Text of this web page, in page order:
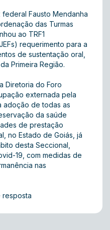
federal Fausto Mendanha
das Turmas
ao TRF1
requerimento para a
de sustentação oral,
Primeira Região.
Diretoria do Foro
externada pela
adoção de todas as
da saúde
de prestação
no Estado de Goiás, já
desta Seccional,
19, com medidas de
nas
resposta